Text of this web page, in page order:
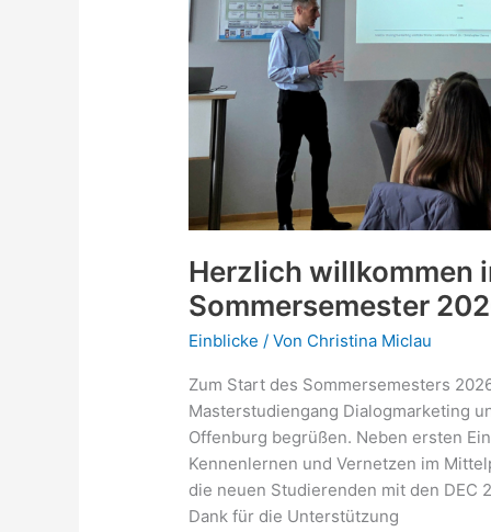
Herzlich willkommen
Sommersemester
Einblicke / Von Christina Miclau
Zum Start des Sommersemesters
Masterstudiengang Dialogmarketing
Offenburg begrüßen. Neben ersten
Kennenlernen und Vernetzen im
die neuen Studierenden mit den DEC
Dank für die Unterstützung